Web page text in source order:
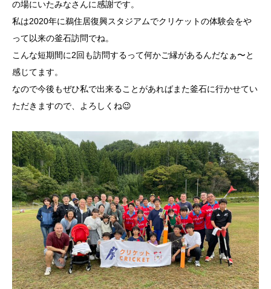
の場にいたみなさんに感謝です。
私は2020年に鵜住居復興スタジアムでクリケットの体験会をや
って以来の釜石訪問でね。
こんな短期間に2回も訪問するって何かご縁があるんだなぁ〜と
感じてます。
なので今後もぜひ私で出来ることがあればまた釜石に行かせてい
ただきますので、よろしくね😉